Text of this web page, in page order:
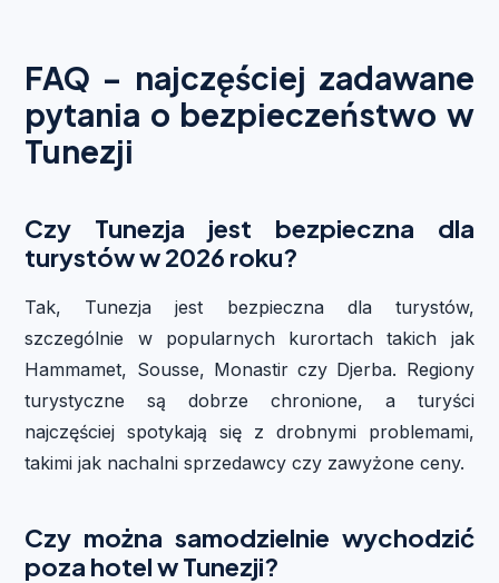
FAQ – najczęściej zadawane
pytania o bezpieczeństwo w
Tunezji
Czy Tunezja jest bezpieczna dla
turystów w 2026 roku?
Tak, Tunezja jest bezpieczna dla turystów,
szczególnie w popularnych kurortach takich jak
Hammamet, Sousse, Monastir czy Djerba. Regiony
turystyczne są dobrze chronione, a turyści
najczęściej spotykają się z drobnymi problemami,
takimi jak nachalni sprzedawcy czy zawyżone ceny.
Czy można samodzielnie wychodzić
poza hotel w Tunezji?